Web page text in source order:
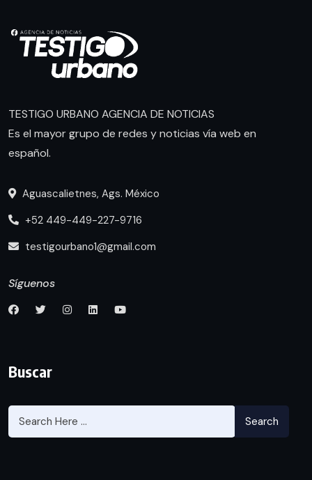
TESTIGO URBANO AGENCIA DE NOTICIAS
Es el mayor grupo de redes y noticias vía web en
español.
Aguascalietnes, Ags. México
+52 449-449-227-9716
testigourbano1@gmail.com
Síguenos
Buscar
Search